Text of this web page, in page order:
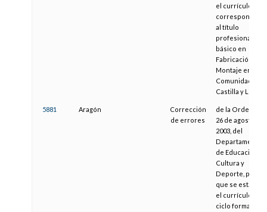
el currículo
al título
profesional
básico en
Fabricación y
Montaje en la
Comunidad de
Castilla y León
5881 Aragón
Corrección
de errores
de la Orden de
26 de agosto de
2003, del
Departamento
de Educación,
Cultura y
Deporte, por la
que se
el currículo del
ciclo formativo